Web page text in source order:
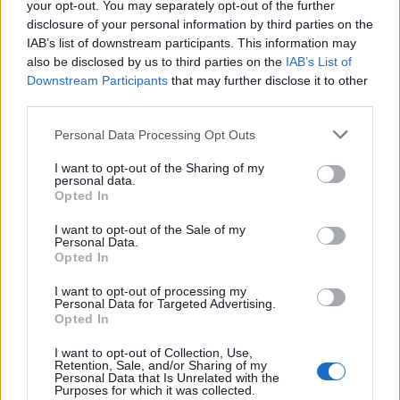
your opt-out. You may separately opt-out of the further
disclosure of your personal information by third parties on the
IAB’s list of downstream participants. This information may
also be disclosed by us to third parties on the IAB’s List of
Downstream Participants that may further disclose it to other
Personal Data Processing Opt Outs
I want to opt-out of the Sharing of my
personal data.
Opted In
I want to opt-out of the Sale of my
Personal Data.
Opted In
I want to opt-out of processing my
Personal Data for Targeted Advertising.
Opted In
I want to opt-out of Collection, Use,
Retention, Sale, and/or Sharing of my
Personal Data that Is Unrelated with the
Purposes for which it was collected.
pero, a efectos de capacidad y afluencia, se ruega que
confirmen su asistencia a través del correo
comunicacion@guaguas.com para procurarles una
atención más detallada.
9.00h.- Inauguración de la jornada.
9.30 – 10.30h.- 1ª Ponencia: Sistema de Transporte
de Alta Capacidad para Las Palmas de Gran Canaria.
Ponente: Equipo redactor del Anteproyecto BRT de la
capital grancanaria
10.30 – 11.30h.
en la ciudad moderna
Ponente: Juan Carlos Dextre, miembro de la directiva
de Protransporte, organismo gestor de la BRT de Lima,
Perú. Jefe del departamento de la Pontificia
Universidad Católica de Perú